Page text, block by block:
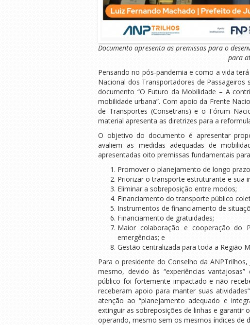
Documento apresenta as premissas para o
para
Pensando no pós-pandemia e como a vida
Nacional dos Transportadores de
documento “O Futuro da Mobilidade – A
mobilidade urbana”. Com apoio da Frente
de Transportes (Consetrans) e o Fórum
material apresenta as diretrizes para a
O objetivo do documento é apresentar
avaliem as medidas adequadas de
apresentadas oito premissas fundamentais
Promover o planejamento de longo
Priorizar o transporte estruturante e sua
Eliminar a sobreposição entre modos;
Financiamento do transporte público
Instrumentos de financiamento de
Financiamento de gratuidades;
Maior colaboração e cooperação do
emergências; e
Gestão centralizada para toda a Região
Para o presidente do Conselho da
mesmo, devido às “experiências
público foi fortemente impactado e não
receberam apoio para manter suas
atenção ao “planejamento adequado e
extinguir as sobreposições de linhas e
operando, mesmo sem os mesmos índices de